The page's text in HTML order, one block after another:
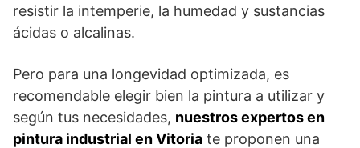
resistir la intemperie, la humedad y sustancias
ácidas o alcalinas.
Pero para una longevidad optimizada, es
recomendable elegir bien la pintura a utilizar y
según tus necesidades, nuestros expertos en
pintura industrial en Vitoria te proponen una